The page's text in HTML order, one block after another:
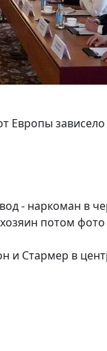
Европы
- наркоман в
потом
и Стармер в